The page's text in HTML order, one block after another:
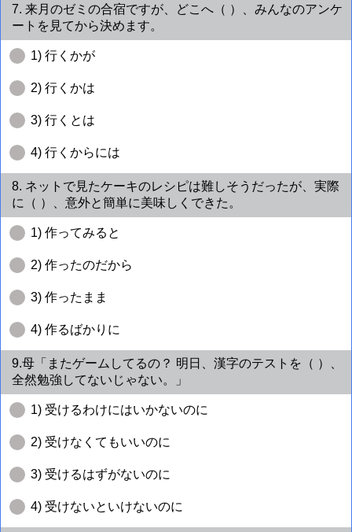
7. 来月のゼミの合宿ですが、どこへ（ ）、みんなのアンケ
ートを見てから決めます。
1) 行くかが
2) 行くかは
3) 行くとは
4) 行くからには
8. ネットで見たケーキのレシピは難しそうだったが、実際
に（ ）、意外と簡単に美味しくできた。
1) 作ってみると
2) 作ったのだから
3) 作ったまま
4) 作るばかりに
9.母「またゲームしてるの？ 明日、漢字のテストを（ ）、
全然勉強してないじゃない。」
1) 受けるわけにはいかないのに
2) 受けなくてもいいのに
3) 受けるはずがないのに
4) 受けないといけないのに